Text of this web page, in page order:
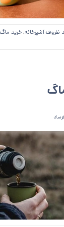
ظروف آشپزخانه,خرید